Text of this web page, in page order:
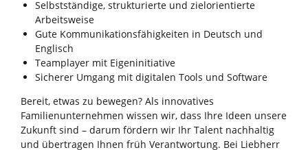
Selbstständige, strukturierte und zielorientierte
Arbeitsweise
Gute Kommunikationsfähigkeiten in Deutsch und
Englisch
Teamplayer mit Eigeninitiative
Sicherer Umgang mit digitalen Tools und Software
Bereit, etwas zu bewegen? Als innovatives
Familienunternehmen wissen wir, dass Ihre Ideen unsere
Zukunft sind – darum fördern wir Ihr Talent nachhaltig
und übertragen Ihnen früh Verantwortung. Bei Liebherr